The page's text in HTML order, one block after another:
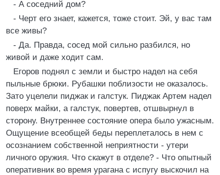
- А соседний дом?
- Черт его знает, кажется, тоже стоит. Эй, у вас там
все живы?
- Да. Правда, сосед мой сильно разбился, но
живой и даже ходит сам.
Егоров поднял с земли и быстро надел на себя
пыльные брюки. Рубашки поблизости не оказалось.
Зато уцелели пиджак и галстук. Пиджак Артем надел
поверх майки, а галстук, повертев, отшвырнул в
сторону. Внутреннее состояние опера было ужасным.
Ощущение всеобщей беды переплеталось в нем с
осознанием собственной неприятности - утери
личного оружия. Что скажут в отделе? - Что опытный
оперативник во время урагана с испугу выскочил на